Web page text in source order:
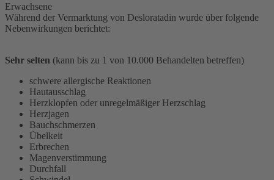
Erwachsene
Während der Vermarktung von Desloratadin wurde über folgende
Nebenwirkungen berichtet:
Sehr selten (kann bis zu 1 von 10.000 Behandelten betreffen)
schwere allergische Reaktionen
Hautausschlag
Herzklopfen oder unregelmäßiger Herzschlag
Herzjagen
Bauchschmerzen
Übelkeit
Erbrechen
Magenverstimmung
Durchfall